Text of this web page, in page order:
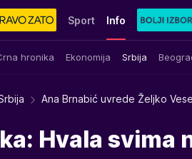
Sport Info
hronika Ekonomija Srbija
Ana Brnabić uvrede Željko
Hvala svima